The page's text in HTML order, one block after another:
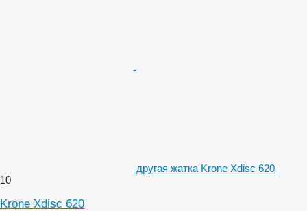
другая жатка Krone Xdisc 620
10
Krone Xdisc 620